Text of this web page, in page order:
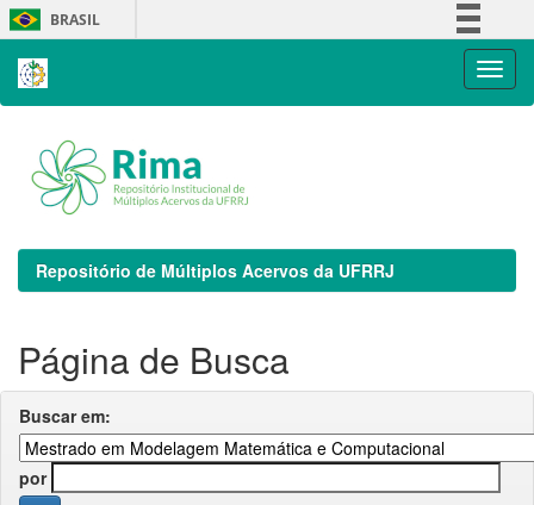
Skip
navigation
BRASIL
Repositório de Múltiplos Acervos da UFRRJ
Página de Busca
Buscar em:
por